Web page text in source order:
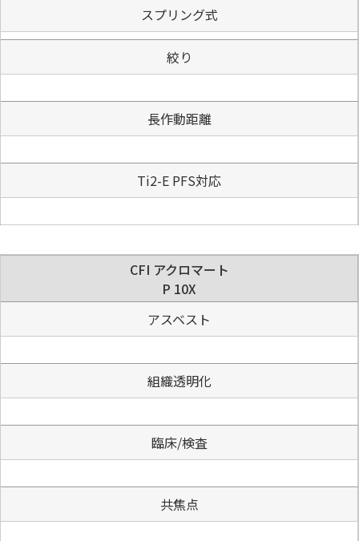
スプリング式
絞り
長作動距離
Ti2-E PFS対応
CFI アクロマート
P 10X
アスベスト
組織透明化
臨床/検査
共焦点